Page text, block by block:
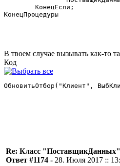
КонецПроцедуры
В твоем случае вызывать как-то
Код
ОбновитьОтбор("Клиент",
Re: Класс "ПоставщикДанных"
Ответ #1174 - 28. Июля 2017 ::